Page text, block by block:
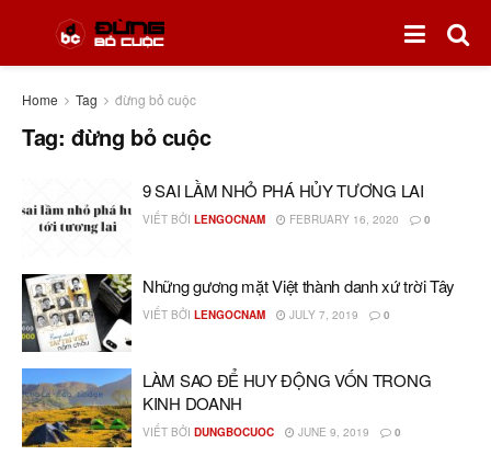
Home Tag đừng bỏ cuộc
Tag: đừng bỏ cuộc
9 SAI LẦM NHỎ PHÁ HỦY TƯƠNG LAI
VIẾT BỞI LENGOCNAM FEBRUARY 16, 2020 0
Những gương mặt Việt thành danh xứ trời Tây
VIẾT BỞI LENGOCNAM JULY 7, 2019 0
LÀM SAO ĐỂ HUY ĐỘNG VỐN TRONG
KINH DOANH
VIẾT BỞI DUNGBOCUOC JUNE 9, 2019 0